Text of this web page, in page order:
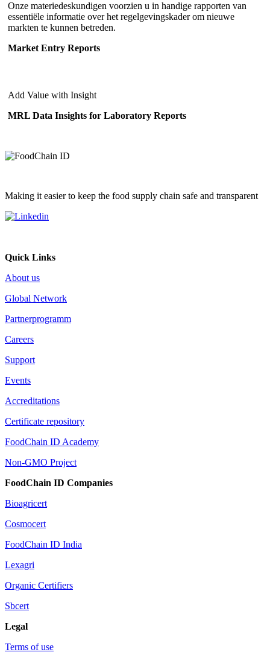
Onze materiedeskundigen voorzien u in handige rapporten van
essentiële informatie over het regelgevingskader om nieuwe
markten te kunnen betreden.
Market Entry Reports
Add Value with Insight
MRL Data Insights for Laboratory Reports
Making it easier to keep the food supply chain safe and transparent
Quick Links
About us
Global Network
Partnerprogramm
Careers
Support
Events
Accreditations
Certificate repository
FoodChain ID Academy
Non-GMO Project
FoodChain ID Companies
Bioagricert
Cosmocert
FoodChain ID India
Lexagri
Organic Certifiers
Sbcert
Legal
Terms of use